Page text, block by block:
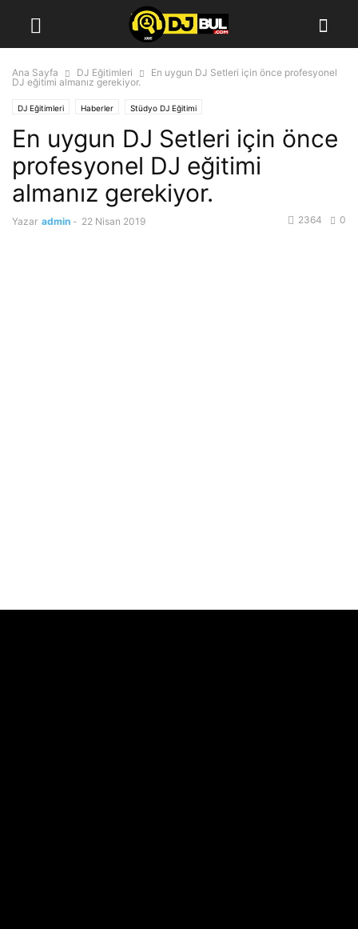
Ana Sayfa DJ Eğitimleri
En uygun DJ Setleri için önce profesyonel
DJ eğitimi almanız gerekiyor.
DJ Eğitimleri Haberler Stüdyo DJ Eğitimi
En uygun DJ Setleri için önce
profesyonel DJ eğitimi
almanız gerekiyor.
Yazar admin - 22 Nisan 2019 0
2364